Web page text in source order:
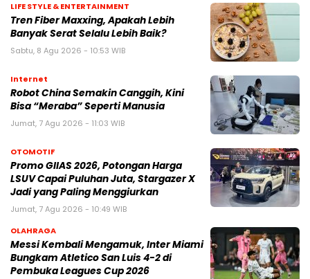
LIFE STYLE & ENTERTAINMENT
Tren Fiber Maxxing, Apakah Lebih
Banyak Serat Selalu Lebih Baik?
Sabtu, 8 Agu 2026 - 10:53 WIB
Internet
Robot China Semakin Canggih, Kini
Bisa “Meraba” Seperti Manusia
Jumat, 7 Agu 2026 - 11:03 WIB
OTOMOTIF
Promo GIIAS 2026, Potongan Harga
LSUV Capai Puluhan Juta, Stargazer X
Jadi yang Paling Menggiurkan
Jumat, 7 Agu 2026 - 10:49 WIB
OLAHRAGA
Messi Kembali Mengamuk, Inter Miami
Bungkam Atletico San Luis 4-2 di
Pembuka Leagues Cup 2026